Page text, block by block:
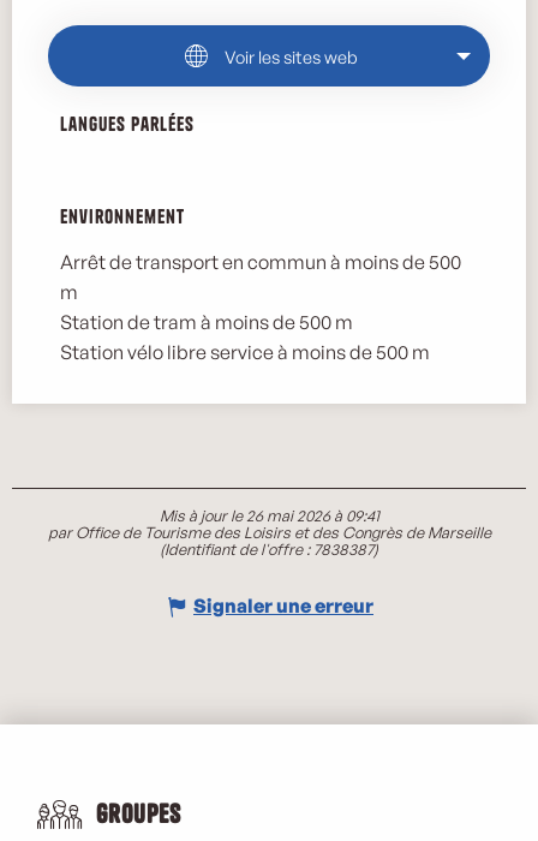
Voir les sites web
Langues parlées
Langues parlées
Environnement
Environnement
Arrêt de transport en commun à moins de 500
m
Station de tram à moins de 500 m
Station vélo libre service à moins de 500 m
Mis à jour le 26 mai 2026 à 09:41
par Office de Tourisme des Loisirs et des Congrès de Marseille
(Identifiant de l'offre : 7838387)
Signaler une erreur
Groupes